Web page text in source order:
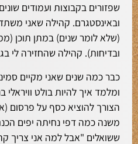
שפזורים בקבוצות ועמודים
ובאינסטגרם. קהילה שאני
(שלא לומר שנים) במתן תוכן
ובדיחות). קהילה שהחזירה לי
כבר כמה שנים שאני מקיים
ומלמד איך להיות בולט
הצורך להוציא כסף על פרסום
משנה כמה דפי נחיתה יפים
ששואלים "אבל למה אני צריך